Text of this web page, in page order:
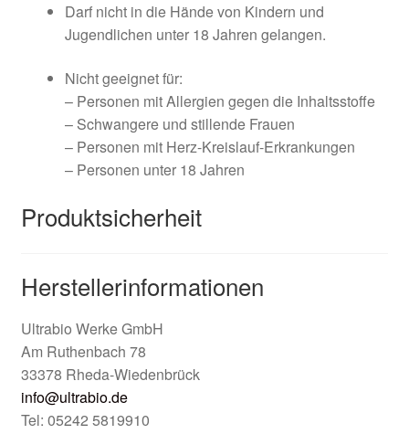
Darf nicht in die Hände von Kindern und
Jugendlichen unter 18 Jahren gelangen.
Nicht geeignet für:
– Personen mit Allergien gegen die Inhaltsstoffe
– Schwangere und stillende Frauen
– Personen mit Herz-Kreislauf-Erkrankungen
– Personen unter 18 Jahren
Produktsicherheit
Herstellerinformationen
Ultrabio Werke GmbH
Am Ruthenbach 78
33378 Rheda-Wiedenbrück
info@ultrabio.de
Tel: 05242 5819910